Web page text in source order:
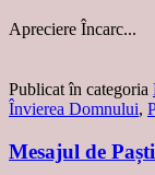
Apreciere Încarc...
Publicat în categoria
Învierea Domnului,
Mesajul de